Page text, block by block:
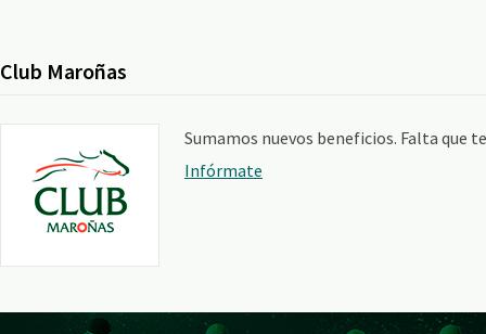
Club Maroñas
Sumamos nuevos beneficios. Falta que
Infórmate